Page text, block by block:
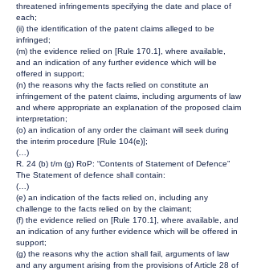
threatened infringements specifying the date and place of
each;
(ii) the identification of the patent claims alleged to be
infringed;
(m) the evidence relied on [Rule 170.1], where available,
and an indication of any further evidence which will be
offered in support;
(n) the reasons why the facts relied on constitute an
infringement of the patent claims, including arguments of law
and where appropriate an explanation of the proposed claim
interpretation;
(o) an indication of any order the claimant will seek during
the interim procedure [Rule 104(e)];
(…)
R. 24 (b) t/m (g) RoP: “Contents of Statement of Defence”
The Statement of defence shall contain:
(…)
(e) an indication of the facts relied on, including any
challenge to the facts relied on by the claimant;
(f) the evidence relied on [Rule 170.1], where available, and
an indication of any further evidence which will be offered in
support;
(g) the reasons why the action shall fail, arguments of law
and any argument arising from the provisions of Article 28 of